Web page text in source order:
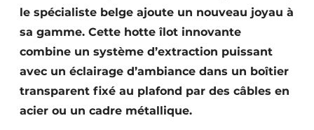
le spécialiste belge ajoute un nouveau joyau à
sa gamme. Cette hotte îlot innovante
combine un système d’extraction puissant
avec un éclairage d’ambiance dans un boîtier
transparent fixé au plafond par des câbles en
acier ou un cadre métallique.